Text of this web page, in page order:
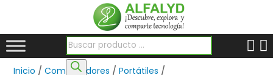
Búsqueda de productos
Inicio /Computadores /Portátiles /